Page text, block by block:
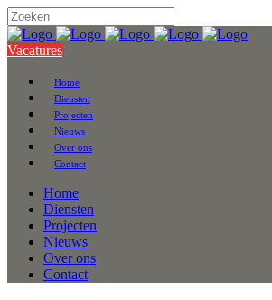
Vacatures
Home
Diensten
Projecten
Nieuws
Over ons
Contact
Home
Diensten
Projecten
Nieuws
Over ons
Contact